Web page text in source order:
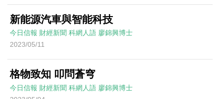
新能源汽車與智能科技
今日信報 財經新聞 科網人語 廖錦興博士
2023/05/11
格物致知 叩問蒼穹
今日信報 財經新聞 科網人語 廖錦興博士